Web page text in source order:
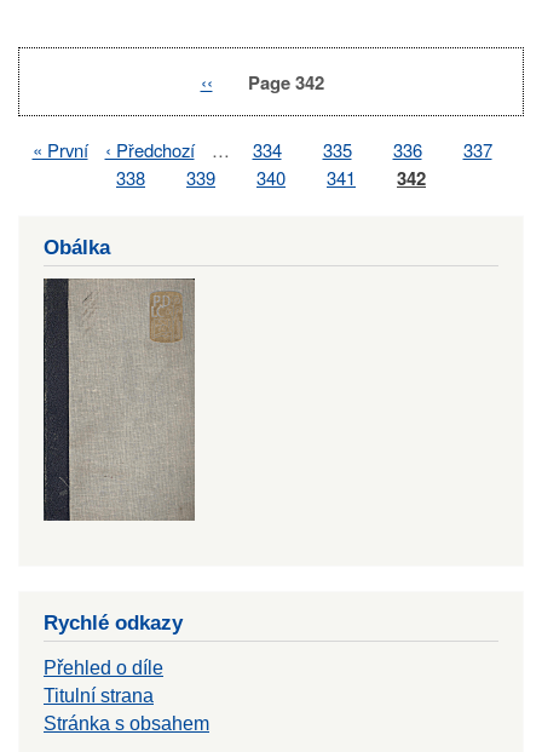
Previous
‹‹ Page 342
Pagination
First
« První
Previous
page
‹ Předchozí … Page
334 Page
335 Page
336 Page
337
Page
338 Page
339 Page
340 Page
341 Page
342
Obálka
Rychlé odkazy
Přehled o díle
Titulní strana
Stránka s obsahem